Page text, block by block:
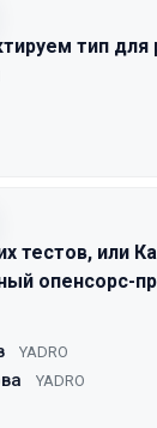
тип
тестов, или
опенсорс-
YADRO
YADRO